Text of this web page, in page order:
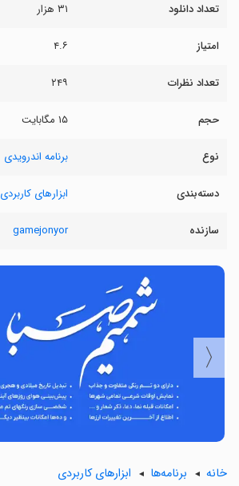
تعداد دانلود ۳۱ هزار
امتیاز ۴.۶
تعداد نظرات ۲۴۹
حجم ۱۵ مگابایت
نوع برنامه اندرویدی
دسته‌بندی ابزارهای کاربردی
سازنده gamejonyor
〈
خانه برنامه‌ها ابزارهای کاربردی